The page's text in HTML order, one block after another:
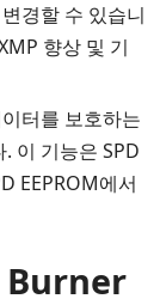
경할 수 있습니
향상 및 기
터를 보호하는
이 기능은 SPD
EEPROM에서
Burner